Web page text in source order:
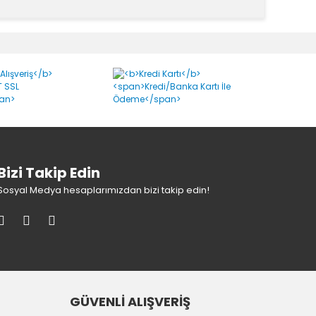
Takip Edin
Medya hesaplarımızdan bizi takip edin!
GÜVENLİ ALIŞVERİŞ